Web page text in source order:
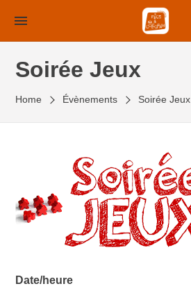
contentSoirée Jeux
Home Évènements Soirée Jeux
Date/heure